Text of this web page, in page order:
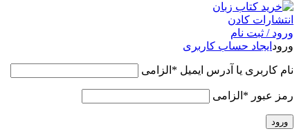
ورود / ثبت نام
ورود ایجاد حساب کاربری
نام کاربری یا آدرس ایمیل * الزامی
رمز عبور * الزامی
ورود